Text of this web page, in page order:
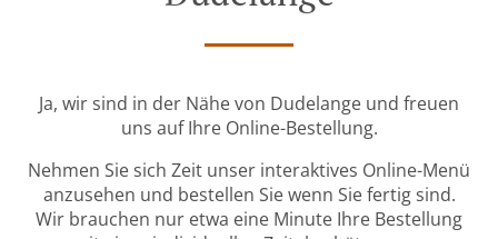
Ja, wir sind in der Nähe von Dudelange und freuen
uns auf Ihre Online-Bestellung.
Nehmen Sie sich Zeit unser interaktives Online-Menü
anzusehen und bestellen Sie wenn Sie fertig sind.
Wir brauchen nur etwa eine Minute Ihre Bestellung